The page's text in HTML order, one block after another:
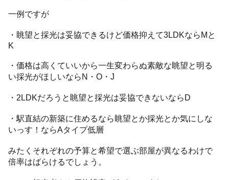
一例ですが
・眺望と採光は妥協できるけど価格抑えて3LDKならMと
K
・価格は高くていいから一生変わらぬ素敵な眺望と明る
い採光がほしいならN・O・J
・2LDKだろうと眺望と採光は妥協できないならD
・駅直結の新築に住めるなら眺望とか採光とか気にしな
いっす！ならAタイプ低層
みたくそれぞれの予算と希望で選ぶ部屋が異なるわけで
倍率はばらけるでしょう。